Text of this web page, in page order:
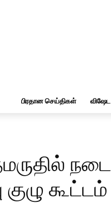
பிரதான செய்திகள்
கூட்டம்